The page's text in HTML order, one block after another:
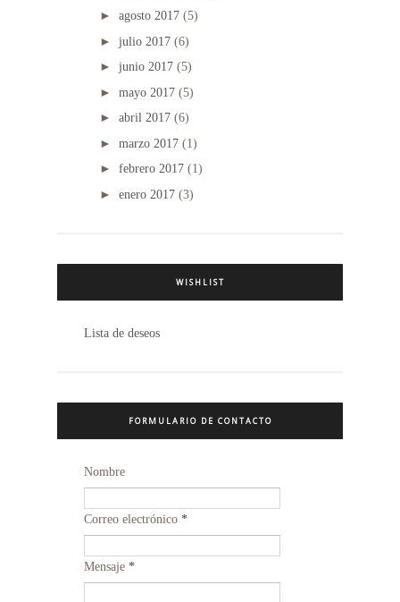
► agosto 2017 (5)
► julio 2017 (6)
► junio 2017 (5)
► mayo 2017 (5)
► abril 2017 (6)
► marzo 2017 (1)
► febrero 2017 (1)
► enero 2017 (3)
WISHLIST
Lista de deseos
FORMULARIO DE CONTACTO
Nombre
Correo electrónico *
Mensaje *